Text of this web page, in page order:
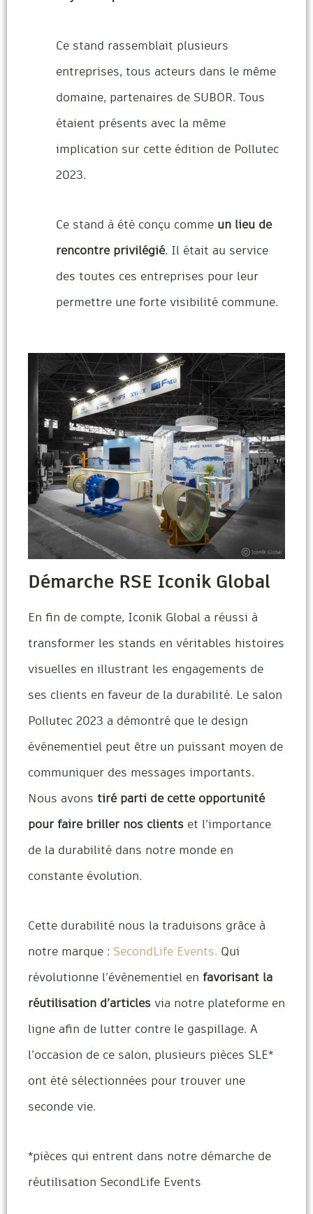
Ce stand rassemblait plusieurs
entreprises, tous acteurs dans le même
domaine, partenaires de SUBOR. Tous
étaient présents avec la même
implication sur cette édition de Pollutec
2023.
Ce stand à été conçu comme un lieu de
rencontre privilégié. Il était au service
des toutes ces entreprises pour leur
permettre une forte visibilité commune.
Démarche RSE Iconik Global​
En fin de compte, Iconik Global a réussi à
transformer les stands en véritables histoires
visuelles en illustrant les engagements de
ses clients en faveur de la durabilité. Le salon
Pollutec 2023 a démontré que le design
événementiel peut être un puissant moyen de
communiquer des messages importants.
Nous avons tiré parti de cette opportunité
pour faire briller nos clients et l’importance
de la durabilité dans notre monde en
constante évolution.
Cette durabilité nous la traduisons grâce à
notre marque : SecondLife Events. Qui
révolutionne l’évènementiel en favorisant la
réutilisation d’articles via notre plateforme en
ligne afin de lutter contre le gaspillage. A
l’occasion de ce salon, plusieurs pièces SLE*
ont été sélectionnées pour trouver une
seconde vie.
*pièces qui entrent dans notre démarche de
réutilisation SecondLife Events